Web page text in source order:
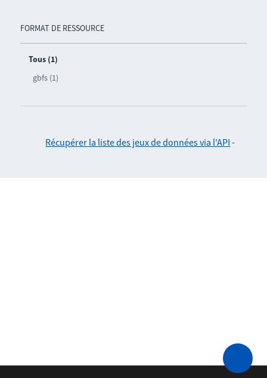
FORMAT DE RESSOURCE
Tous (1)
gbfs (1)
Récupérer la liste des jeux de données via l'API -